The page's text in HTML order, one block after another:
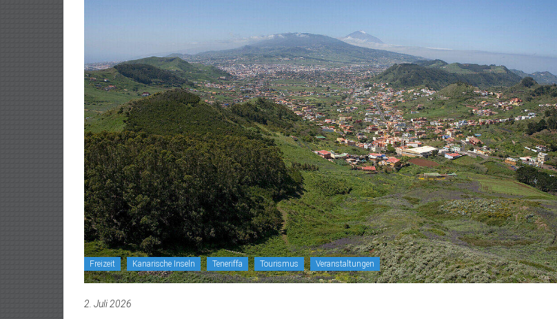
Freizeit Kanarische Inseln Teneriffa Tourismus Veranstaltungen
2. Juli 2026